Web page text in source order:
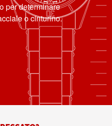
per determinare
o cinturino.